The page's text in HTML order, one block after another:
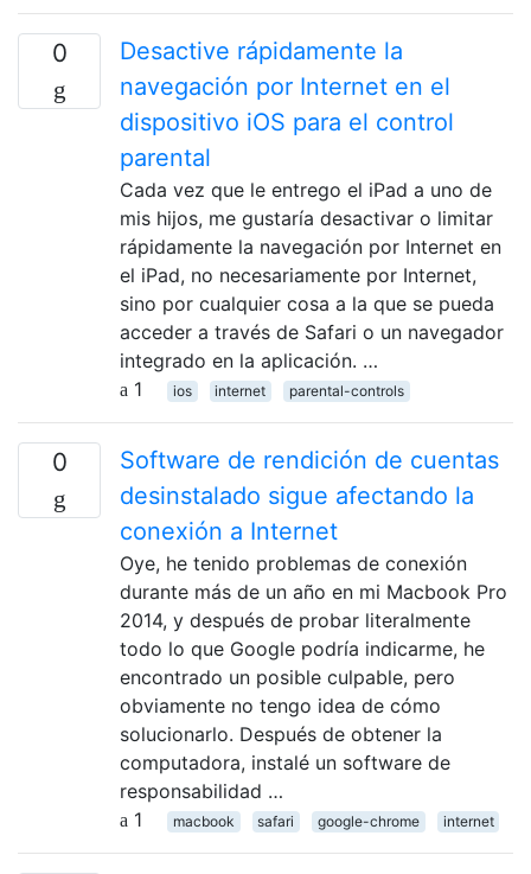
0
Desactive rápidamente la
navegación por Internet en el
dispositivo iOS para el control
parental
Cada vez que le entrego el iPad a uno de
mis hijos, me gustaría desactivar o limitar
rápidamente la navegación por Internet en
el iPad, no necesariamente por Internet,
sino por cualquier cosa a la que se pueda
acceder a través de Safari o un navegador
integrado en la aplicación. …
1
ios internet parental-controls
0
Software de rendición de cuentas
desinstalado sigue afectando la
conexión a Internet
Oye, he tenido problemas de conexión
durante más de un año en mi Macbook Pro
2014, y después de probar literalmente
todo lo que Google podría indicarme, he
encontrado un posible culpable, pero
obviamente no tengo idea de cómo
solucionarlo. Después de obtener la
computadora, instalé un software de
responsabilidad …
1
macbook safari google-chrome internet